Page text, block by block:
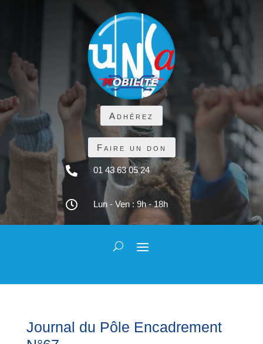
Adhérez
Faire un don
 01 43 63 05 24
 Lun - Ven : 9h - 18h
Journal du Pôle Encadrement